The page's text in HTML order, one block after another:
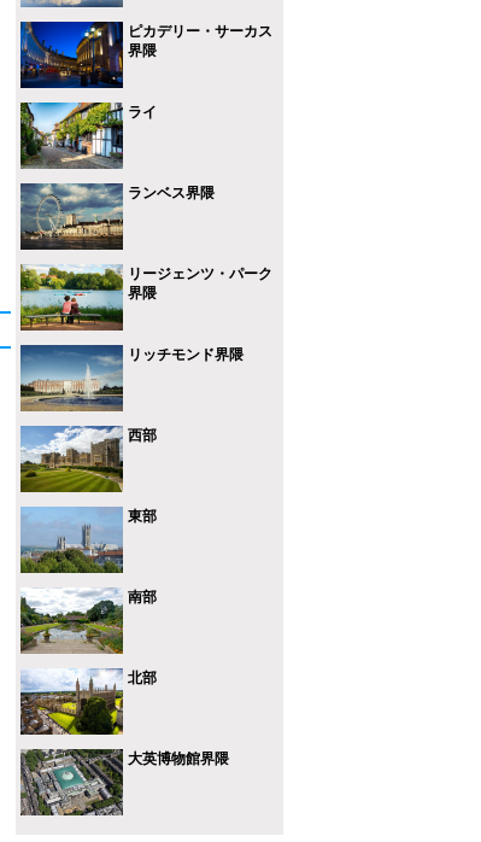
ピカデリー・サーカス
界隈
ライ
ランベス界隈
リージェンツ・パーク
界隈
リッチモンド界隈
西部
東部
南部
北部
大英博物館界隈